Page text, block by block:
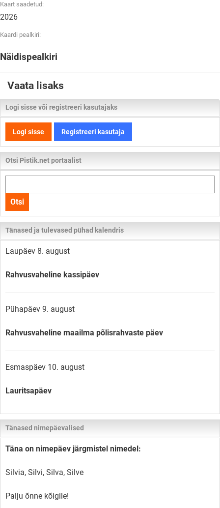
Kaart saadetud:
2026
Kaardi pealkiri:
Näidispealkiri
Vaata lisaks
Logi sisse või registreeri kasutajaks
Logi sisse Registreeri kasutaja
Otsi Pistik.net portaalist
kogu
lehelt
Otsi
Tänased ja tulevased pühad kalendris
Laupäev 8. august
Rahvusvaheline kassipäev
Pühapäev 9. august
Rahvusvaheline maailma põlisrahvaste päev
Esmaspäev 10. august
Lauritsapäev
Tänased nimepäevalised
Täna on nimepäev järgmistel nimedel:
Silvia, Silvi, Silva, Silve
Palju õnne kõigile!